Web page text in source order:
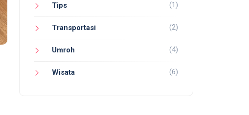
Tips (1)
Transportasi (2)
Umroh (4)
Wisata (6)